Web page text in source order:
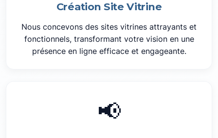
Création Site Vitrine
Nous concevons des sites vitrines attrayants et
fonctionnels, transformant votre vision en une
présence en ligne efficace et engageante.
📢